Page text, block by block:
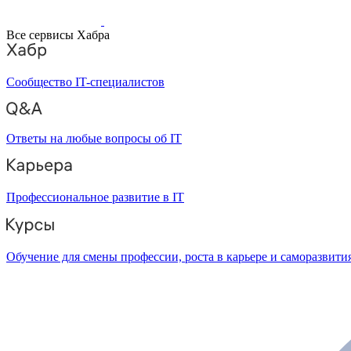
Все сервисы Хабра
Сообщество IT-специалистов
Ответы на любые вопросы об IT
Профессиональное развитие в IT
Обучение для смены профессии, роста в карьере и